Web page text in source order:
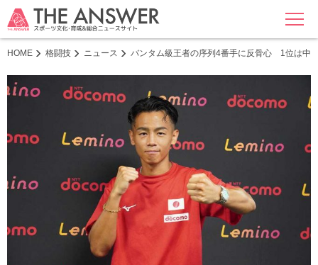
MENU
HOME 格闘技 ニュース バンタム級王者の序列4番手に反骨心 1位は中